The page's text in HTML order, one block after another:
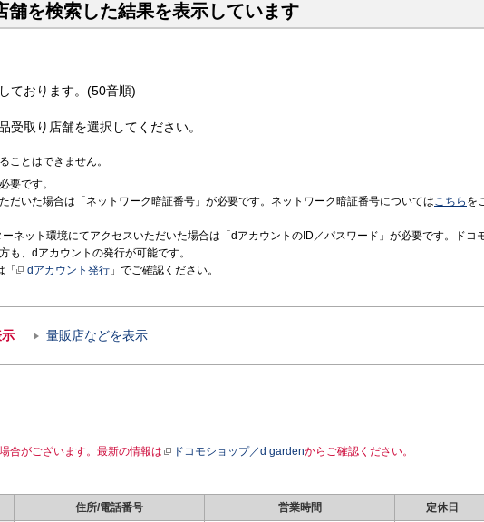
舗を検索した結果を表示しています
ております。(50音順)
受取り店舗を選択してください。
ことはできません。
要です。
だいた場合は「ネットワーク暗証番号」が必要です。ネットワーク暗証番号についてはこちら を
ネット環境にてアクセスいただいた場合は「dアカウントのID／パスワード」が必要です。ドコ
も、dアカウントの発行が可能です。
「
dアカウント発行 」でご確認ください。
量販店などを表示
合がございます。最新の情報は ドコモショップ／d gardenからご確認ください。
住所/電話番号 営業時間 定休日